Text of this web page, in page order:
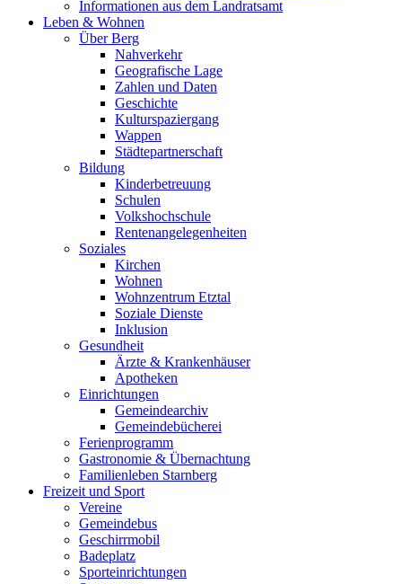
Informationen aus dem Landratsamt
Leben & Wohnen
Über Berg
Nahverkehr
Geografische Lage
Zahlen und Daten
Geschichte
Kulturspaziergang
Wappen
Städtepartnerschaft
Bildung
Kinderbetreuung
Schulen
Volkshochschule
Rentenangelegenheiten
Soziales
Kirchen
Wohnen
Wohnzentrum Etztal
Soziale Dienste
Inklusion
Gesundheit
Ärzte & Krankenhäuser
Apotheken
Einrichtungen
Gemeindearchiv
Gemeindebücherei
Ferienprogramm
Gastronomie & Übernachtung
Familienleben Starnberg
Freizeit und Sport
Vereine
Gemeindebus
Geschirrmobil
Badeplatz
Sporteinrichtungen